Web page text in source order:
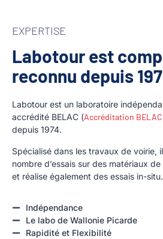
EXPERTISE
Labotour est
reconnu depuis
Labotour est un laboratoire
accrédité BELAC (Accréditation BELAC
depuis 1974.
Spécialisé dans les travaux de voirie,
nombre d’essais sur des matériaux
et réalise également des essais in-situ.
Indépendance
Le labo de Wallonie Picarde
Rapidité et Flexibilité